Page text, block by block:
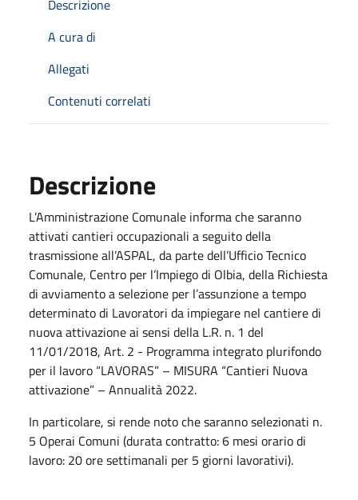
Descrizione
A cura di
Allegati
Contenuti correlati
Descrizione
L’Amministrazione Comunale informa che saranno
attivati cantieri occupazionali a seguito della
trasmissione all’ASPAL, da parte dell’Ufficio Tecnico
Comunale, Centro per l’Impiego di Olbia, della Richiesta
di avviamento a selezione per l’assunzione a tempo
determinato di Lavoratori da impiegare nel cantiere di
nuova attivazione ai sensi della L.R. n. 1 del
11/01/2018, Art. 2 - Programma integrato plurifondo
per il lavoro “LAVORAS” – MISURA “Cantieri Nuova
attivazione” – Annualità 2022.
In particolare, si rende noto che saranno selezionati n.
5 Operai Comuni (durata contratto: 6 mesi orario di
lavoro: 20 ore settimanali per 5 giorni lavorativi).